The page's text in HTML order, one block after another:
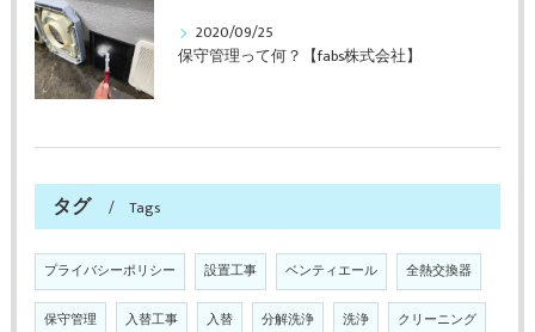
2020/09/25
保守管理って何？【fabs株式会社】
タグ Tags
プライバシーポリシー 設置工事 ベンティエール 全熱交換器
保守管理 入替工事 入替 分解洗浄 洗浄 クリーニング